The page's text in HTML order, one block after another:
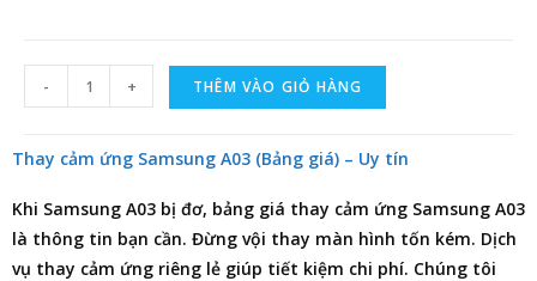
- + THÊM VÀO GIỎ HÀNG
Thay cảm ứng Samsung A03 (Bảng giá) – Uy tín
Khi Samsung A03 bị đơ, bảng giá thay cảm ứng Samsung A03
là thông tin bạn cần. Đừng vội thay màn hình tốn kém. Dịch
vụ thay cảm ứng riêng lẻ giúp tiết kiệm chi phí. Chúng tôi